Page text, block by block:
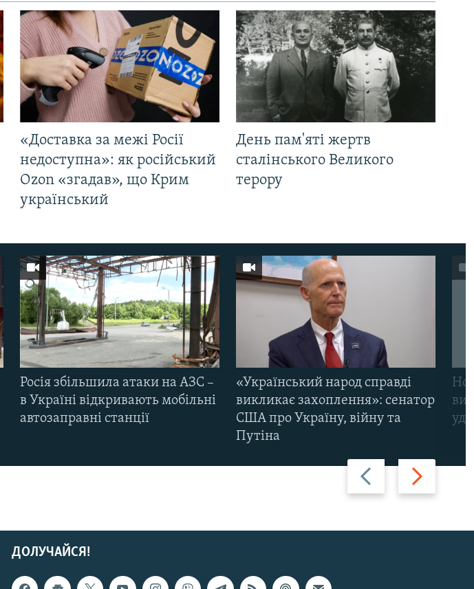
«Доставка за межі Росії
недоступна»: як російський
Ozon «згадав», що Крим
український
День пам'яті жертв
сталінського Великого
терору
Назад Вперед
Росія збільшила атаки на АЗС –
в Україні відкривають мобільні
автозаправні станції
«Український народ справді
викликає захоплення»: сенатор
США про Україну, війну та
Путіна
ДОЛУЧАЙСЯ!